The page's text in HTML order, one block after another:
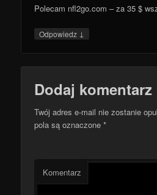
Polecam nfl2go.com – za 35 $
Odpowiedz ↓
Dodaj komentarz
Twój adres e-mail nie zostanie
pola są oznaczone*
Komentarz